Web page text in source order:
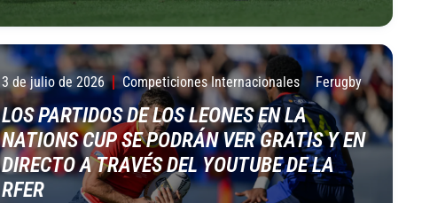
3 de julio de 2026 Competiciones Internacionales Ferugby
LOS PARTIDOS DE LOS LEONES EN LA
NATIONS CUP SE PODRÁN VER GRATIS Y EN
DIRECTO A TRAVÉS DEL YOUTUBE DE LA
RFER